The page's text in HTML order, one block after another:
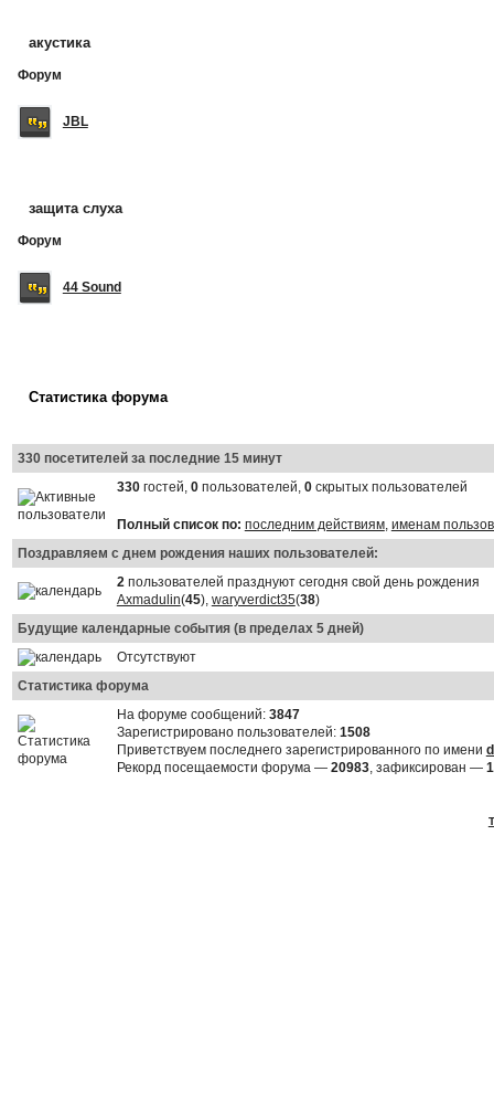
акустика
Форум
JBL
защита слуха
Форум
44 Sound
Статистика форума
330 посетителей за последние 15 минут
330гостей, 0пользователей, 0скрытых пользователей
Полный список по: последним действиям, именам
Поздравляем с днем рождения наших пользователей:
2пользователей празднуют сегодня свой день рождения
Axmadulin(45), waryverdict35(38)
Будущие календарные события (в пределах 5 дней)
Отсутствуют
Статистика форума
На форуме сообщений: 3847
Зарегистрировано пользователей: 1508
Приветствуем последнего зарегистрированного по имени
Рекорд посещаемости форума — 20983, зафиксирован —